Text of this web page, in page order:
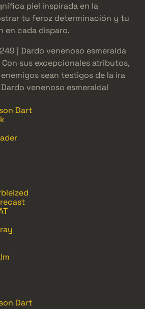
piel inspirada en la
tu feroz determinación y tu
en cada disparo.
| Dardo venenoso esmeralda
sus excepcionales atributos,
sean testigos de la ira
| Dardo venenoso esmeralda!
Dart
Dart